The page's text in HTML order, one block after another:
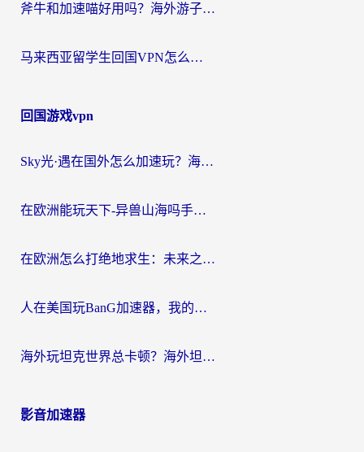
斧牛和加速喵好用吗？海外游子的真实选择困境
马来西亚留学生回国VPN怎么选？3个避坑点+1款实测好用的加速器推荐
回国游戏vpn
Sky光·遇在国外怎么加速玩？海外党亲测有效的国服游戏加速指南
在欧洲能玩天下-异兽山海吗手游？海外玩家的加速器生存指南
在欧洲怎么打绝地求生：未来之役不卡？留学生亲测的加速器避坑指南
人在美国玩BanG加速器，我的延迟终于绿了
海外玩坦克世界总卡顿？海外坦克世界加速器有哪些？实测好用的选择在这里
影音加速器